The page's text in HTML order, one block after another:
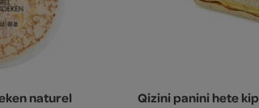
naturel Qizini panini hete kip